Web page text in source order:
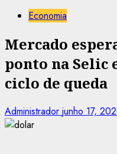
Economia
Mercado
ponto na Selic
ciclo de queda
Administrador junho 17,